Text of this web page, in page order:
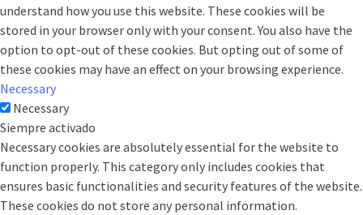
understand how you use this website. These cookies will be
stored in your browser only with your consent. You also have the
option to opt-out of these cookies. But opting out of some of
these cookies may have an effect on your browsing experience.
Necessary
Necessary
Siempre activado
Necessary cookies are absolutely essential for the website to
function properly. This category only includes cookies that
ensures basic functionalities and security features of the website.
These cookies do not store any personal information.